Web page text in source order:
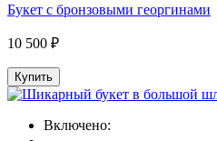
Букет с бронзовыми георгинами
10 500 ₽
Купить
Включено: